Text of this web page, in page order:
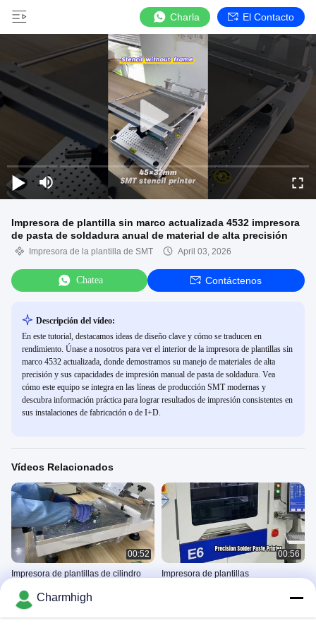
Charla El Contacto
Impresora de plantilla sin marco actualizada 4532 impresora
de pasta de soldadura anual de material de alta precisión
Impresora de la plantilla de SMT April 03, 2026
Chatea Contáctenos
Descripción del vídeo:
En este tutorial, destacamos ideas de diseño clave y cómo se traducen en
rendimiento. Únase a nosotros para ver el interior de la impresora de plantillas sin
marco 4532 actualizada, donde demostramos su manejo de materiales de alta
precisión y sus capacidades de impresión manual de pasta de soldadura. Vea
cómo este equipo se integra en las líneas de producción SMT modernas y
descubra información práctica para lograr resultados de impresión consistentes en
sus instalaciones de fabricación o de I+D.
Vídeos Relacionados
00:52
Impresora de plantillas de cilindro
Impresora De La Plantilla De
00:56
Impresora de plantillas
Charmhigh